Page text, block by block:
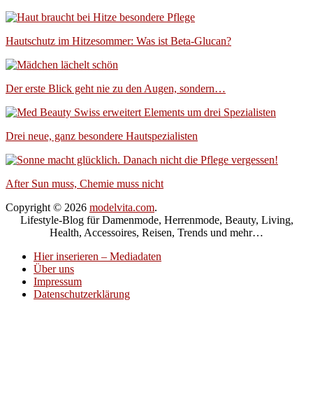
Hautschutz im Hitzesommer: Was ist Beta-Glucan?
Der erste Blick geht nie zu den Augen, sondern…
Drei neue, ganz besondere Hautspezialisten
After Sun muss, Chemie muss nicht
Copyright © 2026 modelvita.com.
Lifestyle-Blog für Damenmode, Herrenmode, Beauty, Living,
Health, Accessoires, Reisen, Trends und mehr…
Hier inserieren – Mediadaten
Über uns
Impressum
Datenschutzerklärung